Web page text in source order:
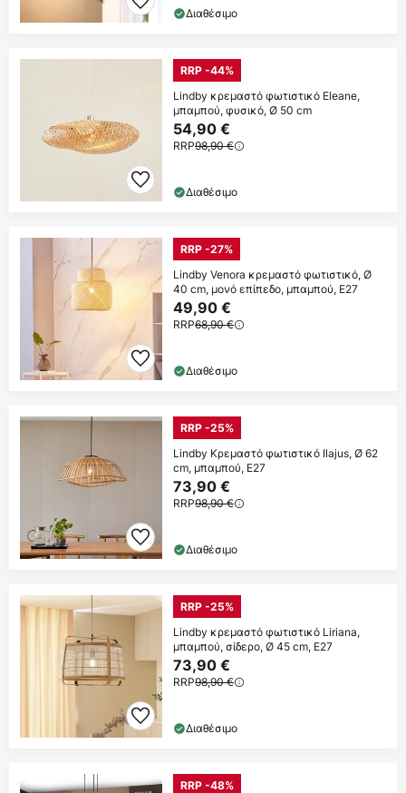
Διαθέσιμο
RRP -44%
Lindby κρεμαστό φωτιστικό Eleane,
μπαμπού, φυσικό, Ø 50 cm
54,90 €
RRP98,90 €
Διαθέσιμο
RRP -27%
Lindby Venora κρεμαστό φωτιστικό, Ø
40 cm, μονό επίπεδο, μπαμπού, E27
49,90 €
RRP68,90 €
Διαθέσιμο
RRP -25%
Lindby Κρεμαστό φωτιστικό Ilajus, Ø 62
cm, μπαμπού, E27
73,90 €
RRP98,90 €
Διαθέσιμο
RRP -25%
Lindby κρεμαστό φωτιστικό Liriana,
μπαμπού, σίδερο, Ø 45 cm, E27
73,90 €
RRP98,90 €
Διαθέσιμο
RRP -48%